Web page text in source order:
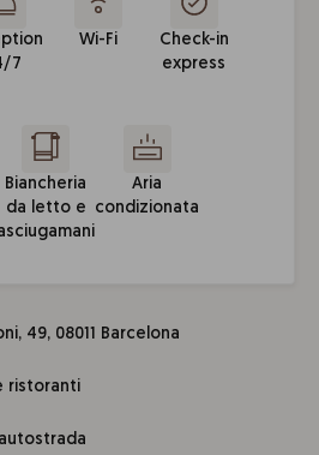
7
Wi-Fi
Check-in
express
Biancheria
da letto e
Aria
condizionata
49, 08011 Barcelona
ristoranti